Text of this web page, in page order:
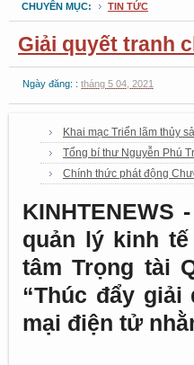
CHUYÊN MỤC: TIN TỨC
Giải quyết tranh
Ngày đăng: : tháng 5 04, 2021
Khai mạc Triển lãm thủy
Tổng bí thư Nguyễn Phú
Chính thức phát động
KINHTENEWS
quản lý kinh
tâm Trọng tài
“Thúc đẩy
mại điện tử